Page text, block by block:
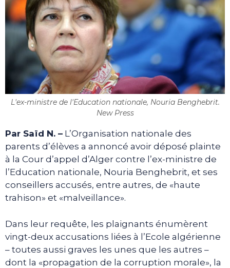
L'ex-ministre de l'Education nationale, Nouria Benghebrit.
New Press
Par Saïd N. – L’Organisation nationale des
parents d’élèves a annoncé avoir déposé plainte
à la Cour d’appel d’Alger contre l’ex-ministre de
l’Education nationale, Nouria Benghebrit, et ses
conseillers accusés, entre autres, de «haute
trahison» et «malveillance».
Dans leur requête, les plaignants énumèrent
vingt-deux accusations liées à l’Ecole algérienne
– toutes aussi graves les unes que les autres –
dont la «propagation de la corruption morale», la